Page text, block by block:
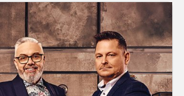
odprte, vodja projekta Kaja
pa sta razkrila, zakaj se